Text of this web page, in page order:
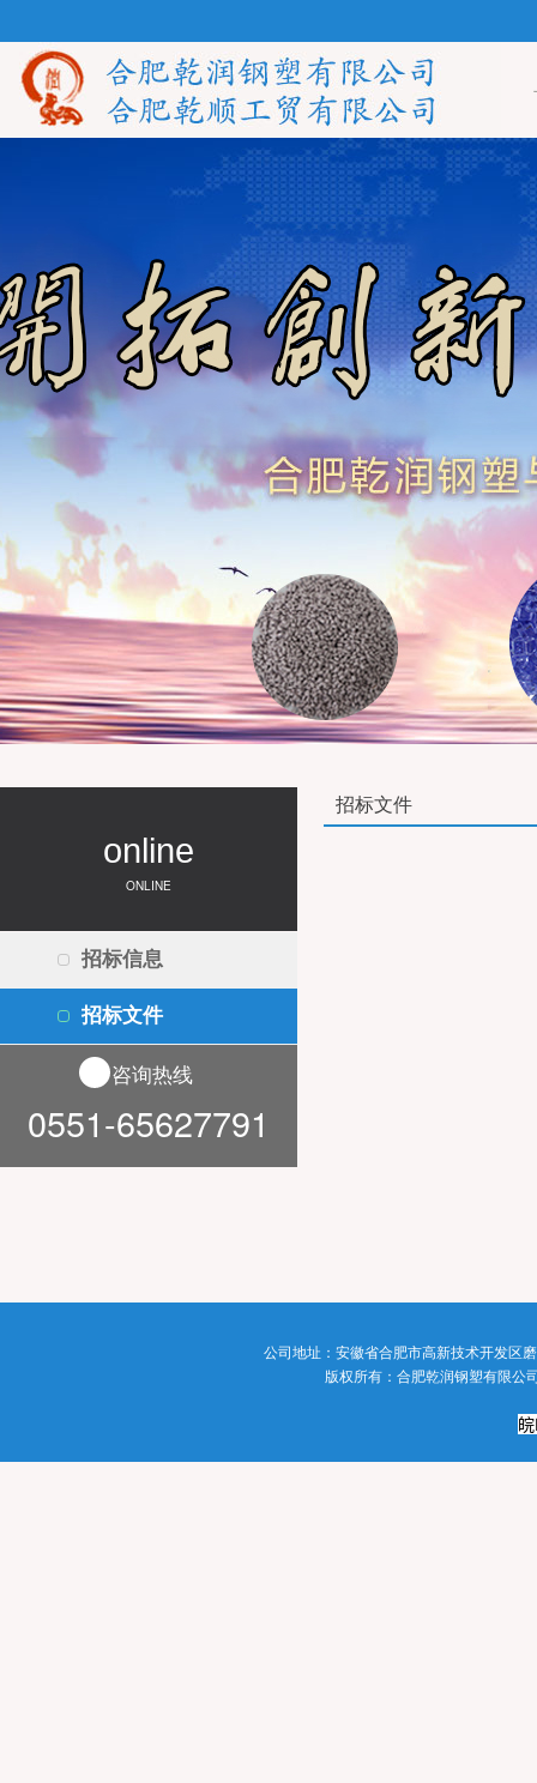
online
ONLINE
招标信息
招标文件
咨询热线
0551-65627791
招标文件
公司地址： 安徽省合肥市高新技术开发区
版权所有 ： 合肥乾润钢塑有限公